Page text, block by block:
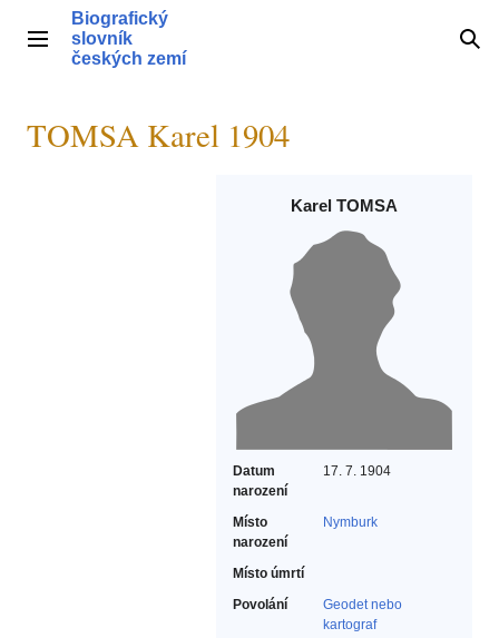
obsahHlavní menu
Biografický
slovník
českých zemí
TOMSA Karel 1904
Karel TOMSA
Datum
narození
17. 7. 1904
Místo
narození
Nymburk
Místo úmrtí
Povolání
Geodet nebo
kartograf‎